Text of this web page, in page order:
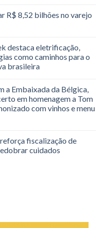
R$ 8,52 bilhões no varejo
destaca eletrificação,
como caminhos para o
brasileira
a Embaixada da Bélgica,
em homenagem a Tom
com vinhos e menu
fiscalização de
cuidados